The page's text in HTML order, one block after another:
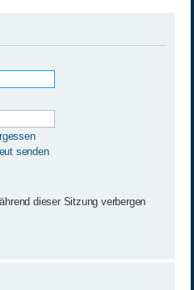
senden
dieser Sitzung verbergen